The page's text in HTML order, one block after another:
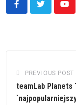
PREVIOUS POST
teamLab Planets